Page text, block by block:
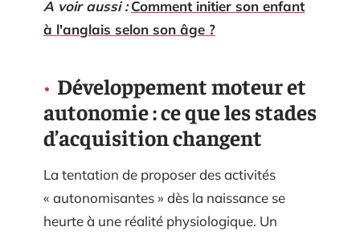
A voir aussi : Comment initier son enfant
à l'anglais selon son âge ?
Développement moteur et
autonomie : ce que les stades
d’acquisition changent
La tentation de proposer des activités
« autonomisantes » dès la naissance se
heurte à une réalité physiologique. Un